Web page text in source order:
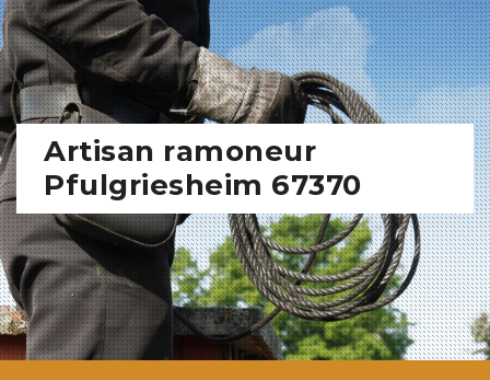
Artisan ramoneur
Pfulgriesheim 67370